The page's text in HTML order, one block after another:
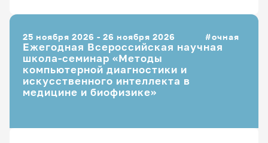
25 ноября 2026 - 26 ноября 2026 очная
Ежегодная Всероссийская научная
школа-семинар «Методы
компьютерной диагностики и
искусственного интеллекта в
медицине и биофизике»